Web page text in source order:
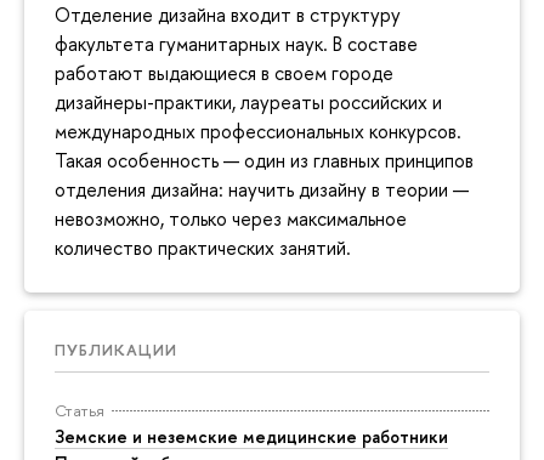
Отделение дизайна входит в структуру
факультета гуманитарных наук. В составе
работают выдающиеся в своем городе
дизайнеры-практики, лауреаты российских и
международных профессиональных конкурсов.
Такая особенность — один из главных принципов
отделения дизайна: научить дизайну в теории —
невозможно, только через максимальное
количество практических занятий.
ПУБЛИКАЦИИ
Статья
Земские и неземские медицинские работники